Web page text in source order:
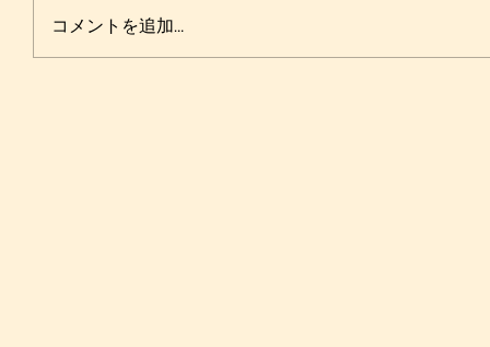
コメントを追加…